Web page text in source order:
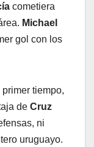
cometiera
Michael
gol con los
tiempo,
de Cruz
ni
uruguayo.